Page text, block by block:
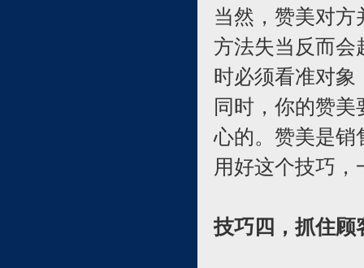
当然，赞美对
方法失当反而会
时必须看准对
同时，你的赞
心的。赞美是销
用好这个技巧
技巧四，抓住顾